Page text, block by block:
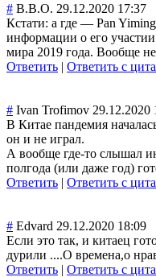
# В.В.О. 29.12.2020 17:37
Кстати: а где — Pan
информации о его
мира 2019 года. Вообще
Ответить | Ответить с
# Ivan Trofimov 29.12.2020
В Китае пандемия
он и не играл.
А вообще где-то слышал
полгода (или даже год)
Ответить | Ответить с
# Edvard 29.12.2020 18:09
Если это так, и китаец
дурили ....О времена,о
Ответить | Ответить с